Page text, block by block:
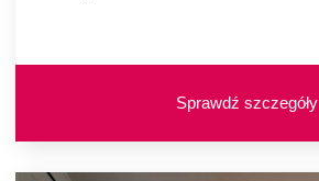
Sprawdź szczegóły